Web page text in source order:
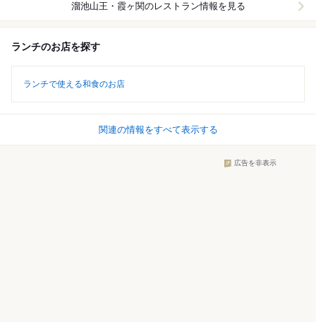
溜池山王・霞ヶ関のレストラン情報を見る
ランチのお店を探す
ランチで使える和食のお店
関連の情報をすべて表示する
広告を非表示